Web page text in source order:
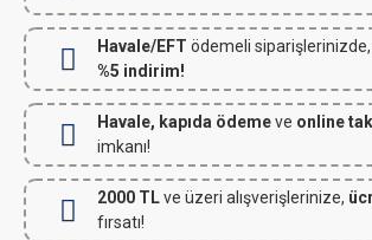
Havale/EFT ödemeli siparişlerinizde,
%5 indirim!
Havale, kapıda ödemeve online
imkanı!
2000 TLve üzeri alışverişlerinize,
fırsatı!